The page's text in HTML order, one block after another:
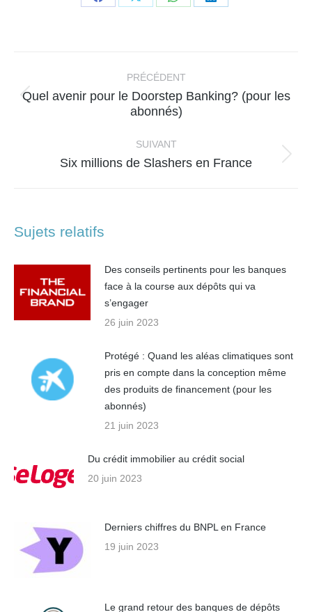
PartagerPartagerPartagerPartager
PRÉCÉDENT
Article
précédent
Quel avenir pour le Doorstep Banking? (pour les
abonnés)
SUIVANT
Article
Six millions de Slashers en France
Sujets relatifs
Des conseils pertinents pour les banques
face à la course aux dépôts qui va
s’engager
26 juin 2023
Protégé : Quand les aléas climatiques sont
pris en compte dans la conception même
des produits de financement (pour les
abonnés)
21 juin 2023
Du crédit immobilier au crédit social
20 juin 2023
Derniers chiffres du BNPL en France
19 juin 2023
Le grand retour des banques de dépôts